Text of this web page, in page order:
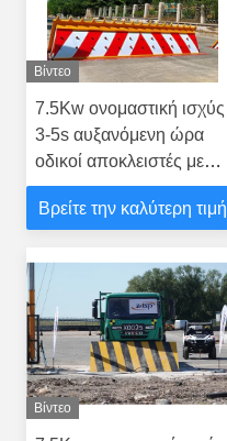
Βίντεο
7.5Kw ονομαστική ισχύς
3-5s αυξανόμενη ώρα
οδικοί αποκλειστές με
συσκευή χειρισμού Ναι
Βρείτε την καλύτερη τιμή
Βίντεο